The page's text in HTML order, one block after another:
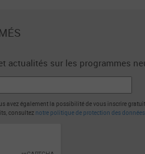
actualités sur les programmes
également la possibilité de vous inscrire
consultez notre politique de protection des données